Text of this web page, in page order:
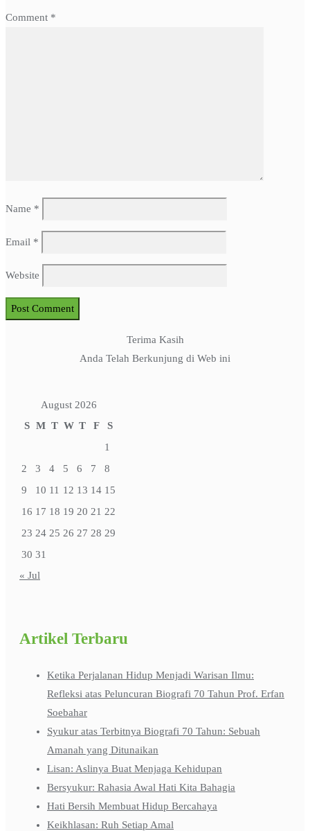
Comment *
Name *
Email *
Website
Terima Kasih
Anda Telah Berkunjung di Web ini
August 2026
S M T W T F
S
1
2
3 4 5 6 7
8
9
10 11 12 13 14 15
16 17 18 19 20 21 22
23 24 25 26 27 28 29
30 31
« Jul
Artikel Terbaru
Ketika Perjalanan Hidup Menjadi Warisan Ilmu:
Refleksi atas Peluncuran Biografi 70 Tahun Prof. Erfan
Soebahar
Syukur atas Terbitnya Biografi 70 Tahun: Sebuah
Amanah yang Ditunaikan
Lisan: Aslinya Buat Menjaga Kehidupan
Bersyukur: Rahasia Awal Hati Kita Bahagia
Hati Bersih Membuat Hidup Bercahaya
Keikhlasan: Ruh Setiap Amal